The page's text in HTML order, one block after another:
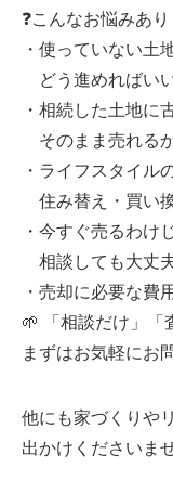
❓こんなお悩みあ
・使っていない土
どう進めればい
・相続した土地に
そのまま売れる
・ライフスタイル
住み替え・買い
・今すぐ売るわけ
相談しても大丈
・売却に必要な費
🌱 「相談だけ」「
まずはお気軽にお
他にも家づくりや
出かけくださいませ